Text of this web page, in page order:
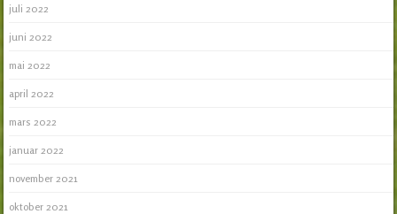
juli 2022
juni 2022
mai 2022
april 2022
mars 2022
januar 2022
november 2021
oktober 2021